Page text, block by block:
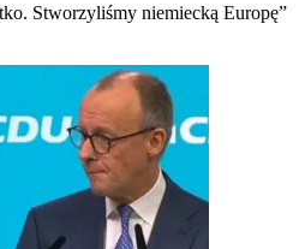
Stworzyliśmy niemiecką Europę”